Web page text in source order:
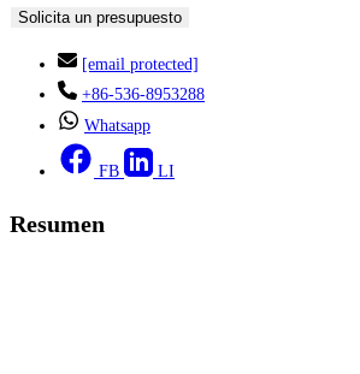
Solicita un presupuesto
[email protected]
+86-536-8953288
Whatsapp
FB LI
Resumen